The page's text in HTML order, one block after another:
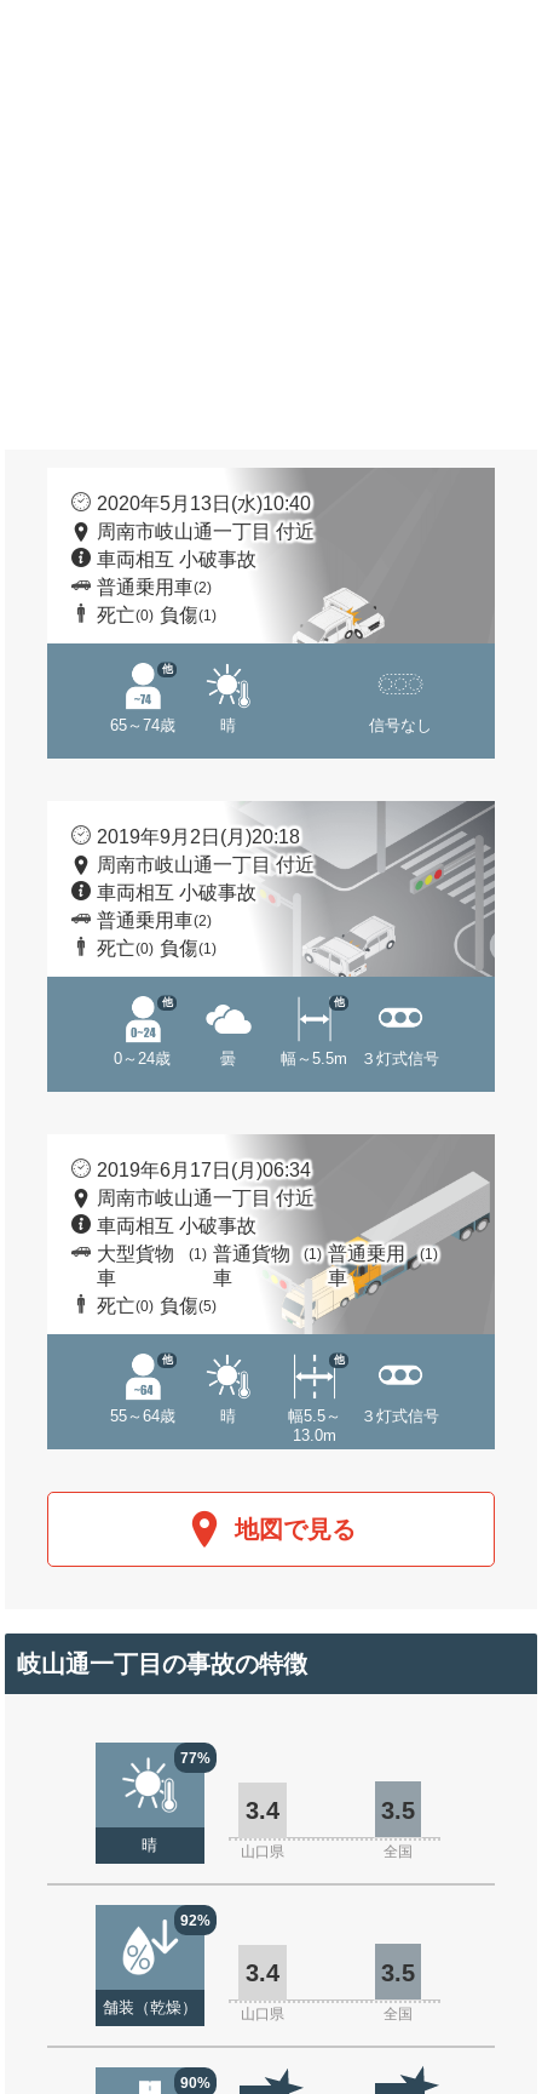
2020年5月13日(水)10:40
周南市岐山通一丁目 付近
車両相互 小破事故
普通乗用車(2)
死亡(0) 負傷(1)
65～74歳
他
晴 信号なし
2019年9月2日(月)20:18
周南市岐山通一丁目 付近
車両相互 小破事故
普通乗用車(2)
死亡(0) 負傷(1)
0～24歳
他
曇 幅～5.5m
他
３灯式信号
2019年6月17日(月)06:34
周南市岐山通一丁目 付近
車両相互 小破事故
大型貨物
車
(1) 普通貨物
車
(1) 普通乗用
車
(1)
死亡(0) 負傷(5)
55～64歳
他
晴
幅5.5～
13.0m
他
３灯式信号
地図で見る
岐山通一丁目の事故の特徴
77%
晴
3.4 3.5
山口県 全国
92%
舗装（乾燥）
3.4 3.5
山口県 全国
90%